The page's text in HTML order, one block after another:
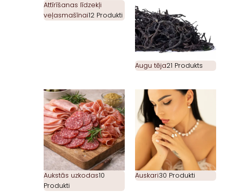
Attīrīšanas līdzekļi
veļasmašīnai12 Produkti
Augu tēja21 Produkts
Aukstās uzkodas10
Produkti
Auskari30 Produkti